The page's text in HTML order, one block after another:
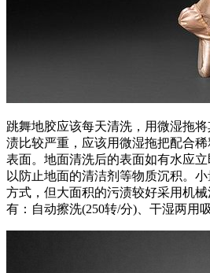
跳舞地胶应该每天清洗，用微湿拖
渍比较严重，应该用微湿拖把配合
表面。地面清洗后的表面如有水应立
以防止地面的清洁剂等物质沉积。
方式，但大面积的污渍较好采用机
有：自动擦洗(250转/分)、干湿两用